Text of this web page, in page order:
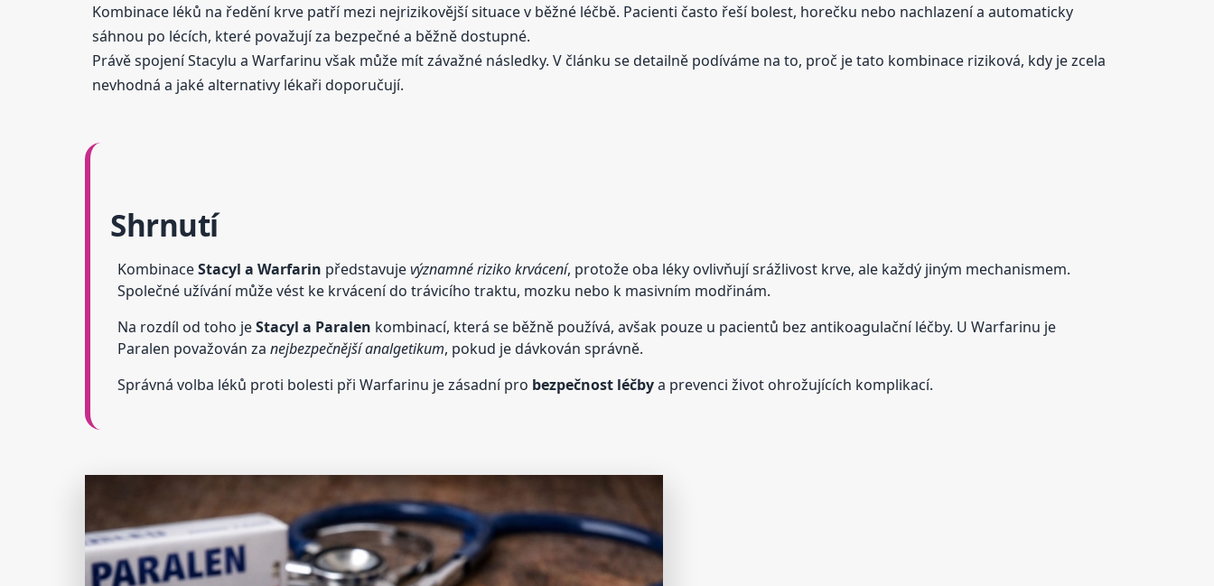
Kombinace léků na ředění krve patří mezi nejrizikovější situace v běžné léčbě. Pacienti často řeší bolest, horečku nebo nachlazení a automaticky
sáhnou po lécích, které považují za bezpečné a běžně dostupné.
Právě spojení Stacylu a Warfarinu však může mít závažné následky. V článku se detailně podíváme na to, proč je tato kombinace riziková, kdy je zcela
nevhodná a jaké alternativy lékaři doporučují.
Shrnutí
KombinaceStacyl a Warfarin představujevýznamné riziko krvácení, protože oba léky ovlivňují srážlivost krve, ale každý jiným mechanismem.
Společné užívání může vést ke krvácení do trávicího traktu, mozku nebo k masivním modřinám.
Na rozdíl od toho jeStacyl a Paralen kombinací, která se běžně používá, avšak pouze u pacientů bez antikoagulační léčby. U Warfarinu je
Paralen považován zanejbezpečnější analgetikum, pokud je dávkován správně.
Správná volba léků proti bolesti při Warfarinu je zásadní pro bezpečnost léčbya prevenci život ohrožujících komplikací.